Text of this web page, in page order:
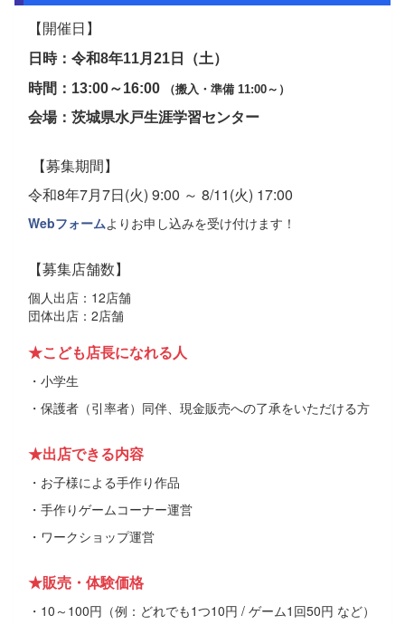
【開催日】
日時：令和8年11月21日（土）
時間：13:00～16:00 （搬入・準備 11:00～）
会場：茨城県水戸生涯学習センター
【募集期間】
令和8年7月7日(火) 9:00 ～ 8/11(火) 17:00
Webフォームよりお申し込みを受け付けます！
【募集店舗数】
個人出店：12店舗
団体出店：2店舗
★こども店長になれる人
・小学生
・保護者（引率者）同伴、現金販売への了承をいただける方
★出店できる内容
・お子様による手作り作品
・手作りゲームコーナー運営
・ワークショップ運営
★販売・体験価格
・10～100円（例：どれでも1つ10円 / ゲーム1回50円 など）